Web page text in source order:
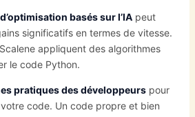
basés sur l’IApeut
significatifs en termes de vitesse.
appliquent des algorithmes
le code Python.
pratiques des développeurspour
code. Un code propre et bien